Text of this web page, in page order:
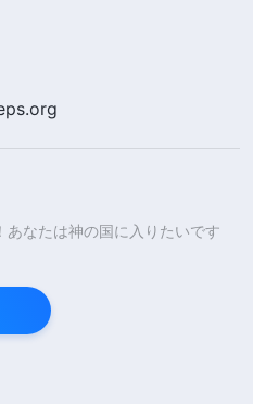
なたは神の国に入りたいです